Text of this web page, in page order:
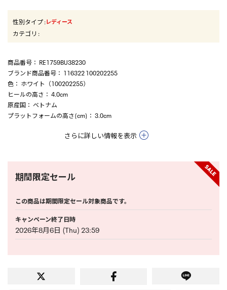
性別タイプ:レディース
カテゴリ :
商品番号 ： RE1759BU38230
ブランド商品番号 ： 116322 100202255
色 ： ホワイト（100202255）
ヒールの高さ ： 4.0cm
原産国 ： ベトナム
プラットフォームの高さ(cm) ： 3.0cm
さらに詳しい情報を表示
期間限定セール
この商品は期間限定セール対象商品です。
キャンペーン終了日時
2026年8月6日 (Thu) 23:59